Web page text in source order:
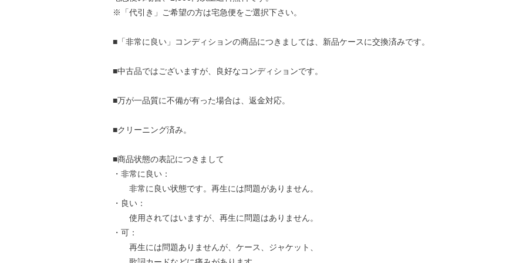
※「代引き」ご希望の方は宅急便をご選択下さい。
■「非常に良い」コンディションの商品につきましては、新品ケースに交換済みです。
■中古品ではございますが、良好なコンディションです。
■万が一品質に不備が有った場合は、返金対応。
■クリーニング済み。
■商品状態の表記につきまして
・非常に良い：
非常に良い状態です。再生には問題がありません。
・良い：
使用されてはいますが、再生に問題はありません。
・可：
再生には問題ありませんが、ケース、ジャケット、